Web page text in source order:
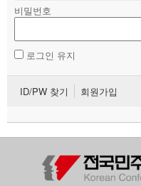
비밀번호
로그인 유지
ID/PW 찾기 회원가입
자료
부설기관
업무